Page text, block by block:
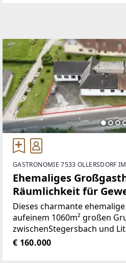
GASTRONOMIE 7533 OLLERSDORF
Ehemaliges
Räumlichkeit für
Dieses charmante
aufeinem 1060m² großen
zwischenStegersbach und
bei Güssing.Das Gebäude
€ 160.000